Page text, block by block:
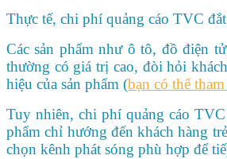
Thực tế, chi phí quảng cáo TVC
Các sản phẩm như ô tô, đồ điện
thường có giá trị cao, đòi hỏi
hiệu của sản phẩm (bạn có thể
Tuy nhiên, chi phí quảng cáo
phẩm chỉ hướng đến khách hàng
chọn kênh phát sóng phù hợp để